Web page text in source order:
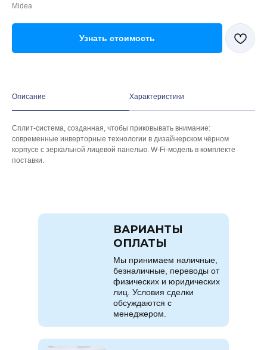
Midea
Узнать стоимость
Описание Характеристики
Сплит-система, созданная, чтобы приковывать внимание:
современные инверторные технологии в дизайнерском чёрном
корпусе с зеркальной лицевой панелью. W-Fi-модель в комплекте
поставки.
Мы принимаем наличные,
безналичные, переводы от
физических и юридических
лиц. Условия сделки
обсуждаются с
менеджером.
ВАРИАНТЫ
ОПЛАТЫ